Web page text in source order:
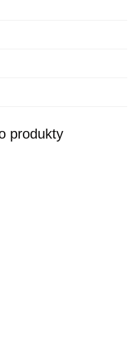
produkty